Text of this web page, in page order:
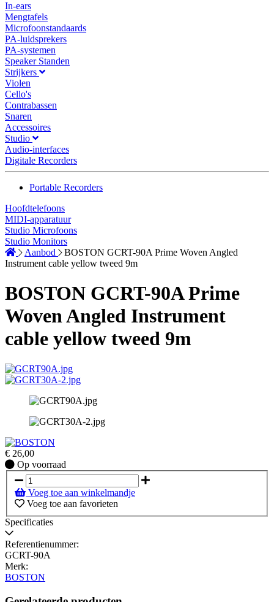
In-ears
Mengtafels
Microfoonstandaards
PA-luidsprekers
PA-systemen
Speaker Standen
Strijkers
Violen
Cello's
Contrabassen
Snaren
Accessoires
Studio
Audio-interfaces
Digitale Recorders
Portable Recorders
Hoofdtelefoons
MIDI-apparatuur
Studio Microfoons
Studio Monitors
Aanbod
BOSTON GCRT-90A Prime Woven Angled
Instrument cable yellow tweed 9m
BOSTON GCRT-90A Prime
Woven Angled Instrument
cable yellow tweed 9m
€ 26,00
Op
voorraad
Op voorraad
Voeg toe aan winkelmandje
Voeg toe aan favorieten
Specificaties
Referentienummer:
GCRT-90A
Merk:
BOSTON